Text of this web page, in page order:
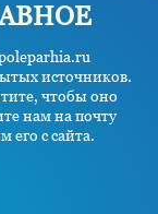
источников.
чтобы оно
нам на почту
с сайта.